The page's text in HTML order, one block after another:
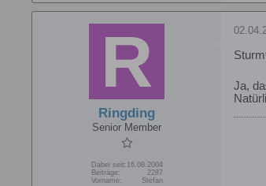
Ringding
Senior Member
Dabei seit: 16.08.2004
Beiträge:
2287
Vorname:
Stefan
Ja,